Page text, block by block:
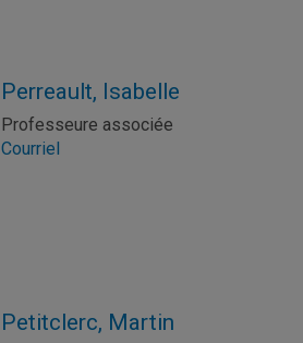
Perreault, Isabelle
Professeure associée
Courriel
Petitclerc, Martin